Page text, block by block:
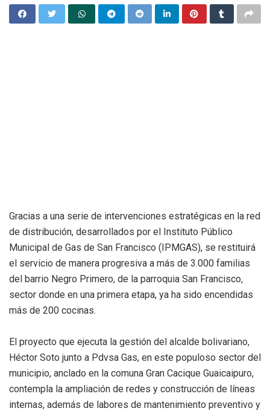
Gracias a una serie de intervenciones estratégicas en la red
de distribución, desarrollados por el Instituto Público
Municipal de Gas de San Francisco (IPMGAS), se restituirá
el servicio de manera progresiva a más de 3.000 familias
del barrio Negro Primero, de la parroquia San Francisco,
sector donde en una primera etapa, ya ha sido encendidas
más de 200 cocinas.
El proyecto que ejecuta la gestión del alcalde bolivariano,
Héctor Soto junto a Pdvsa Gas, en este populoso sector del
municipio, anclado en la comuna Gran Cacique Guaicaipuro,
contempla la ampliación de redes y construcción de líneas
internas, además de labores de mantenimiento preventivo y